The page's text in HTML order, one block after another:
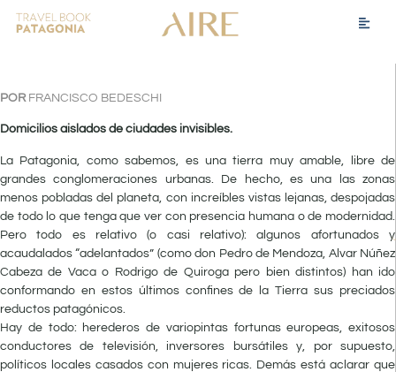
POR FRANCISCO BEDESCHI
Domicilios aislados de ciudades invisibles.
La Patagonia, como sabemos, es una tierra muy amable, libre de
grandes conglomeraciones urbanas. De hecho, es una las zonas
menos pobladas del planeta, con increíbles vistas lejanas, despojadas
de todo lo que tenga que ver con presencia humana o de modernidad.
Pero todo es relativo (o casi relativo): algunos afortunados y
acaudalados “adelantados” (como don Pedro de Mendoza, Alvar Núñez
Cabeza de Vaca o Rodrigo de Quiroga pero bien distintos) han ido
conformando en estos últimos confines de la Tierra sus preciados
reductos patagónicos.
Hay de todo: herederos de variopintas fortunas europeas, exitosos
conductores de televisión, inversores bursátiles y, por supuesto,
políticos locales casados con mujeres ricas. Demás está aclarar que